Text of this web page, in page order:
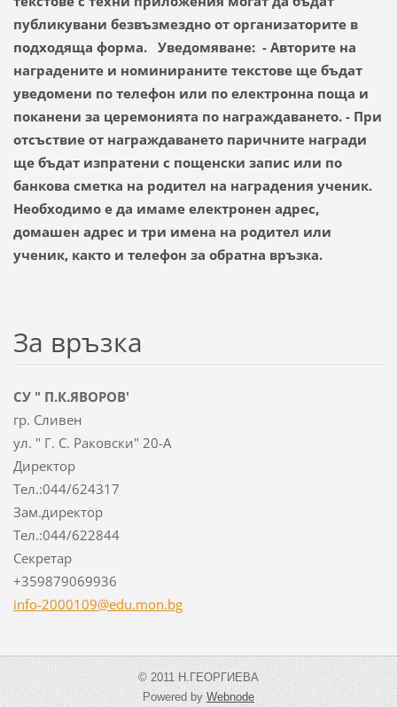
публикувани безвъзмездно от организаторите в
подходяща форма. Уведомяване: - Авторите на
наградените и номинираните текстове ще бъдат
уведомени по телефон или по електронна поща и
поканени за церемонията по награждаването. - При
отсъствие от награждаването паричните награди
ще бъдат изпратени с пощенски запис или по
банкова сметка на родител на наградения ученик.
Необходимо е да имаме електронен адрес,
домашен адрес и три имена на родител или
ученик, както и телефон за обратна връзка.
За връзка
СУ " П.К.ЯВОРОВ'
гр. Сливен
ул. " Г. С. Раковски" 20-А
Директор
Тел.:044/624317
Зам.директор
Тел.:044/622844
Секретар
+359879069936
info-2000109@edu.mon.bg
© 2011 Н.ГЕОРГИЕВА
Powered byWebnode